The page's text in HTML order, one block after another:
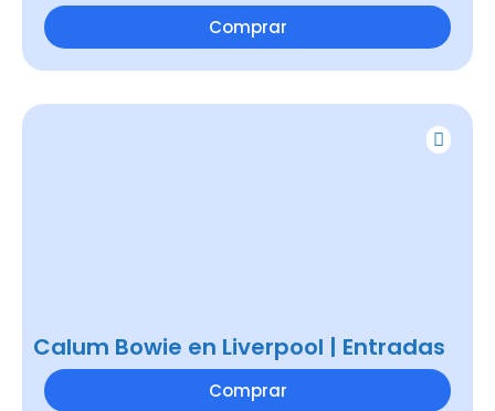
Comprar
Calum Bowie en Liverpool | Entradas
Comprar